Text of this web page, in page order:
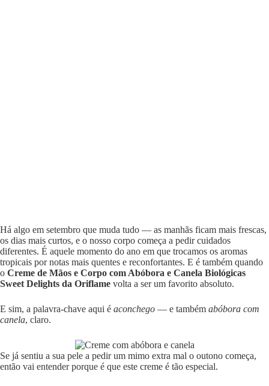
Há algo em setembro que muda tudo — as manhãs ficam mais frescas,
os dias mais curtos, e o nosso corpo começa a pedir cuidados
diferentes. É aquele momento do ano em que trocamos os aromas
tropicais por notas mais quentes e reconfortantes. E é também quando
o Creme de Mãos e Corpo com Abóbora e Canela Biológicas
Sweet Delights da Oriflame volta a ser um favorito absoluto.
E sim, a palavra-chave aqui é aconchego — e também abóbora com
canela, claro.
Se já sentiu a sua pele a pedir um mimo extra mal o outono começa,
então vai entender porque é que este creme é tão especial.